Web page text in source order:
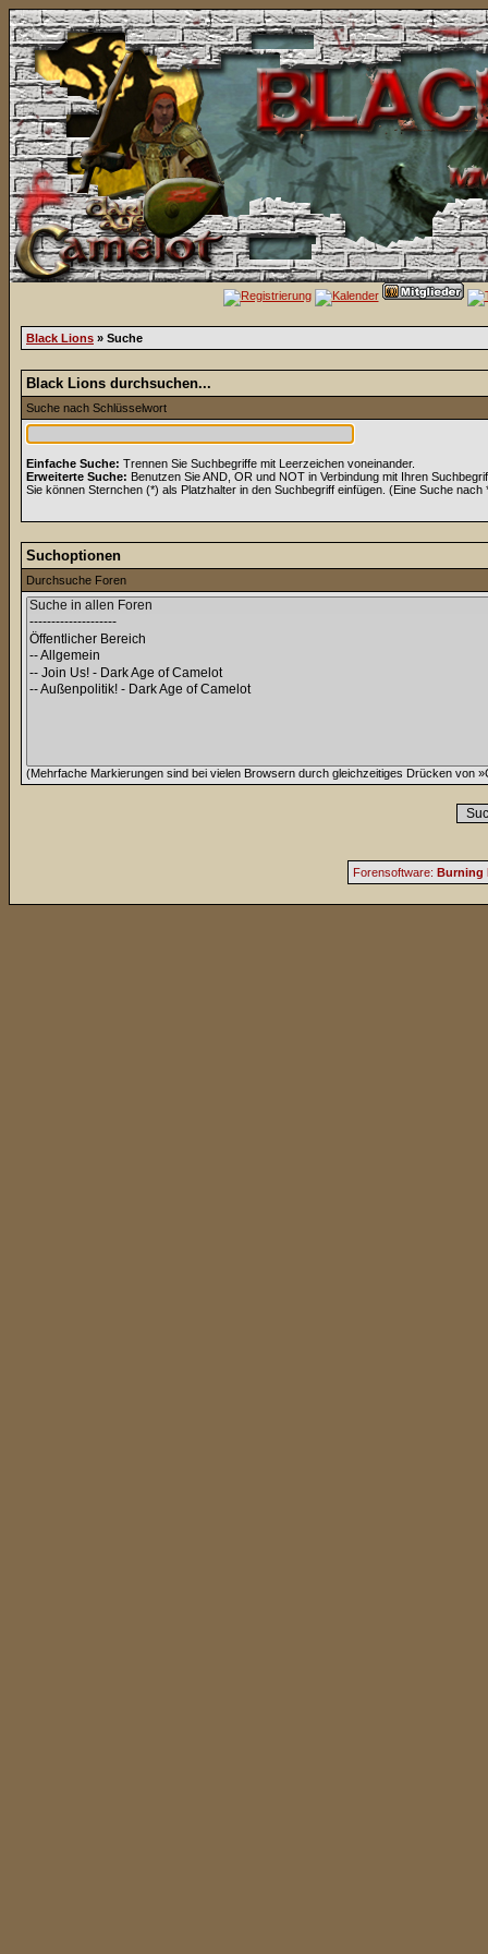
Black Lions » Suche
Black Lions durchsuchen...
Suche nach Schlüsselwort
Einfache Suche: Trennen Sie Suchbegriffe mit Leerzeichen voneinander.
Erweiterte Suche: Benutzen Sie AND, OR und NOT in Verbindung mit Ihren
Sie können Sternchen (*) als Platzhalter in den Suchbegriff einfügen. (Eine Suche
Suchoptionen
Durchsuche Foren
(Mehrfache Markierungen sind bei vielen Browsern durch gleichzeitiges Drücken von
Forensoftware: Burning